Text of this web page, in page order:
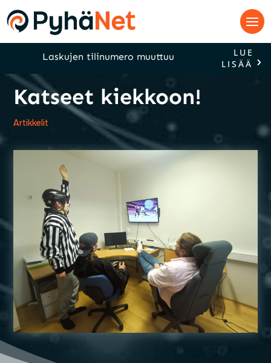
Laskujen tilinumero muuttuu
LUE
LISÄÄ
Katseet kiekkoon!
Artikkelit